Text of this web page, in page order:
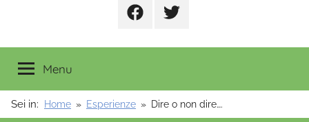
FacebookTwitter
Menu
Sei in: Home Esperienze Dire o non dire….